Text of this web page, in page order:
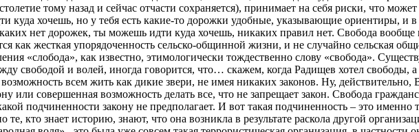
тому назад и сейчас отчасти сохраняется), принимает на себя риски, что
куда хочешь, но у тебя есть какие-то дорожки удобные, указывающие ориентиры, и
нет дорожек, ты можешь идти куда хочешь, никаких правил нет. Свобода вообще
как жесткая упорядоченность сельско-общинной жизни, и не случайно сельская
«слобода», как известно, этимологически тождественно слову «свобода».
свободой и волей, иногда говорится, что… скажем, когда Радищев хотел свободы,
всем жить как дикие звери, не имея никаких законов. Ну,
или совершенная возможность делать все, что не запрещает закон. Свобода
подчиненности закону не предполагает. И вот такая подчиненность – это именно
кто знает историю, знают, что она возникла в результате раскола другой